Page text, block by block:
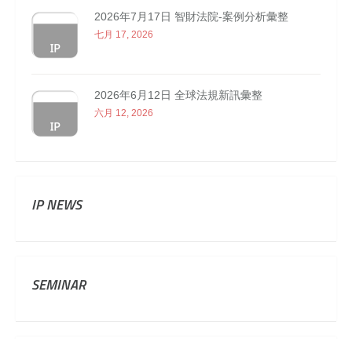
2026年7月17日 智財法院-案例分析彙整
七月 17, 2026
2026年6月12日 全球法規新訊彙整
六月 12, 2026
IP NEWS
SEMINAR